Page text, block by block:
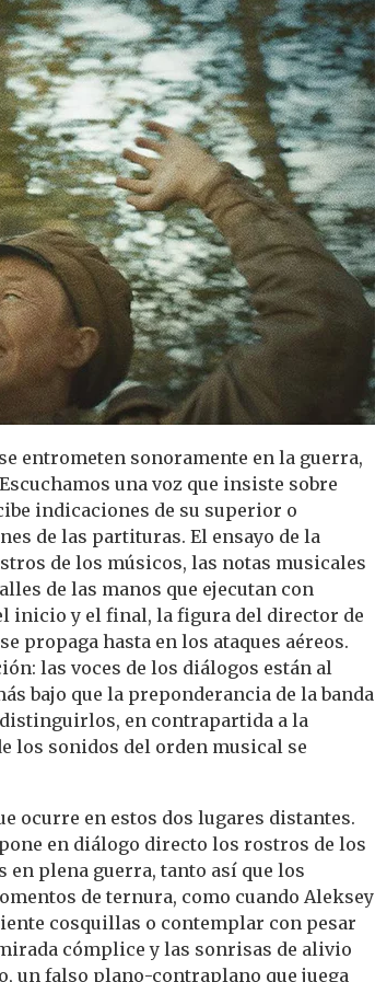
entrometen sonoramente en la guerra,
una voz que insiste sobre
indicaciones de su superior o
de las partituras. El ensayo de la
de los músicos, las notas musicales
de las manos que ejecutan con
inicio y el final, la figura del director de
propaga hasta en los ataques aéreos.
las voces de los diálogos están al
bajo que la preponderancia de la banda
en contrapartida a la
los sonidos del orden musical se
ocurre en estos dos lugares distantes.
en diálogo directo los rostros de los
plena guerra, tanto así que los
de ternura, como cuando Aleksey
cosquillas o contemplar con pesar
cómplice y las sonrisas de alivio
un falso plano-contraplano que juega